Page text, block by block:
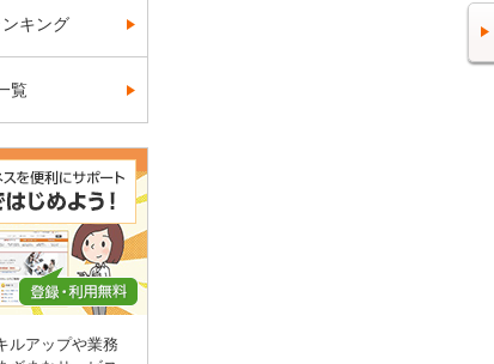
キング
覧
ルアップや業務